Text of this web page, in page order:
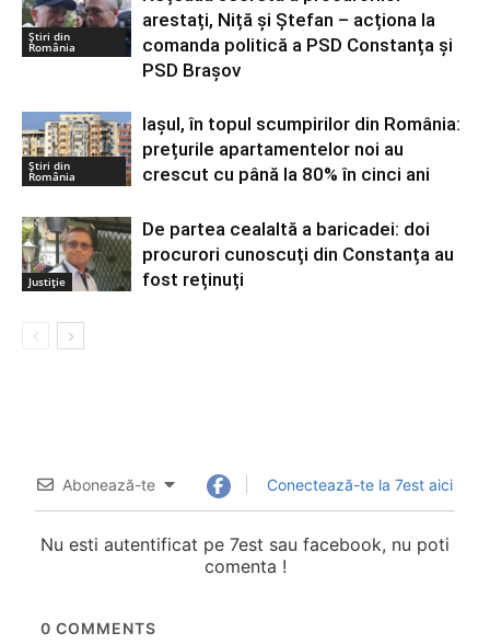
Știri din
România
arestați, Niță și Ștefan – acționa la
comanda politică a PSD Constanța și
PSD Brașov
Știri din
România
Iașul, în topul scumpirilor din România:
prețurile apartamentelor noi au
crescut cu până la 80% în cinci ani
Justiție
De partea cealaltă a baricadei: doi
procurori cunoscuți din Constanța au
fost reținuți
Abonează-te Conectează-te la 7est aici
Nu esti autentificat pe 7est sau facebook, nu poti
comenta !
0 COMMENTS